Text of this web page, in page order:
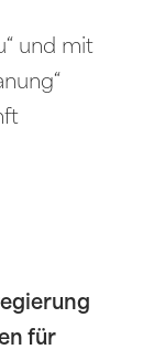
und mit
für